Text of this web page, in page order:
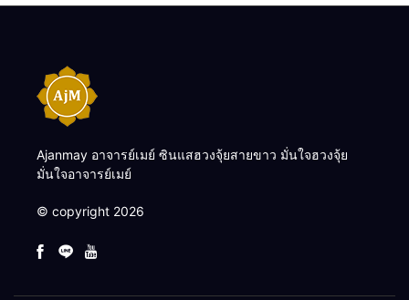
Ajanmay อาจารย์เมย์ ซินแสฮวงจุ้ยสายขาว มั่นใจฮวงจุ้ย
มั่นใจอาจารย์เมย์
© copyright 2026